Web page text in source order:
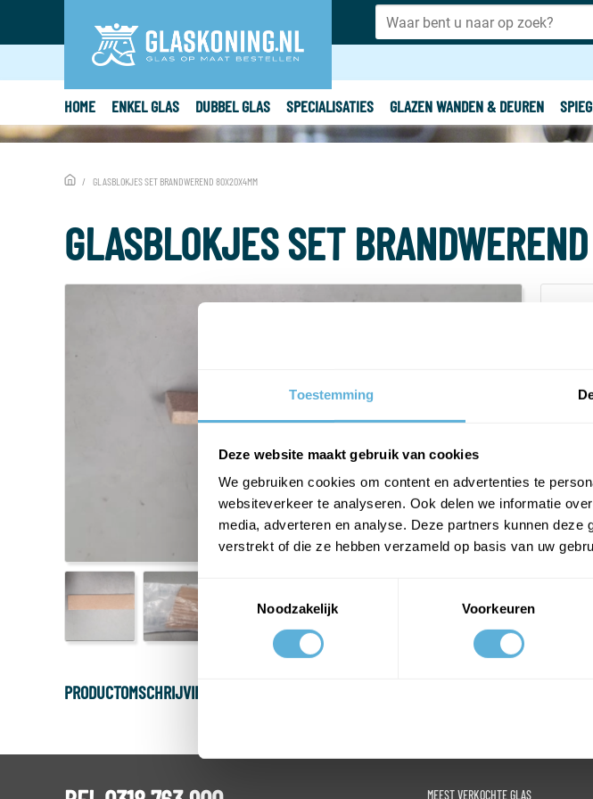
Toestemming
Deze website maakt gebruik van cookies
We gebruiken cookies om content en advertenties te
websiteverkeer te analyseren. Ook delen we informatie
media, adverteren en analyse. Deze partners kunnen
verstrekt of die ze hebben verzameld op basis van uw
Toestemmingsselectie
Noodzakelijk
Voorkeuren
HOME ENKEL GLAS DUBBEL GLAS SPECIALISATIES GLAZEN WANDEN & DEUREN
GLASBLOKJES SET BRANDWEREND 80X20X4MM
GLASBLOKJES SET
Aantal:
PRODUCTOMSCHRIJVING
MEEST VERKOCHTE GLAS